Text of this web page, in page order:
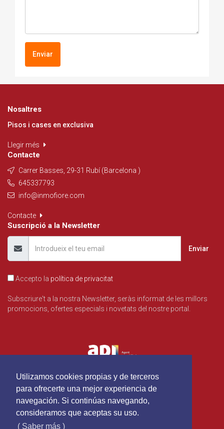
Utilizamos cookies propias y de terceros
para ofrecerte una mejor experiencia de
navegación. Si continúas navegando,
consideramos que aceptas su uso.
( Saber más )
Enviar
Nosaltres
Pisos i cases en exclusiva
Llegir més
Contacte
Carrer Basses, 29-31 Rubí (Barcelona )
645337793
info@inmofiore.com
Contacte
Suscripció a la Newsletter
Enviar
Accepto la política de privacitat
Subscriure't a la nostra Newsletter, seràs informat de les millors
promocions, ofertes especials i novetats del nostre portal.